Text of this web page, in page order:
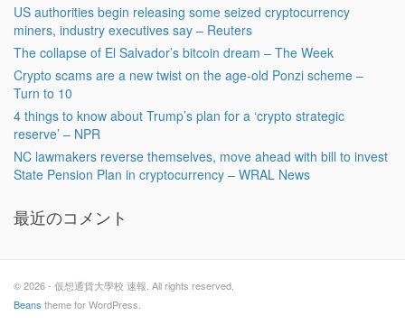
US authorities begin releasing some seized cryptocurrency
miners, industry executives say – Reuters
The collapse of El Salvador’s bitcoin dream – The Week
Crypto scams are a new twist on the age-old Ponzi scheme –
Turn to 10
4 things to know about Trump’s plan for a ‘crypto strategic
reserve’ – NPR
NC lawmakers reverse themselves, move ahead with bill to invest
State Pension Plan in cryptocurrency – WRAL News
最近のコメント
© 2026 - 仮想通貨大學校 速報. All rights reserved.
Beans theme for WordPress.